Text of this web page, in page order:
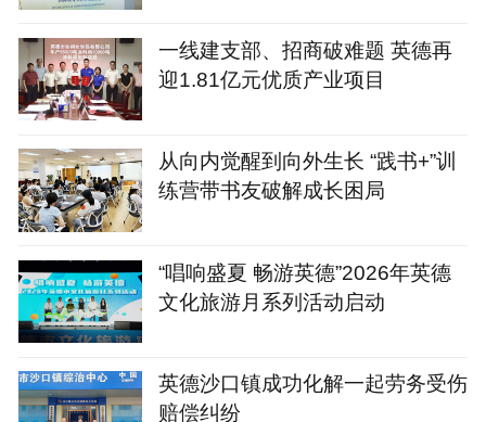
一线建支部、招商破难题 英德再
迎1.81亿元优质产业项目
从向内觉醒到向外生长 “践书+”训
练营带书友破解成长困局
“唱响盛夏 畅游英德”2026年英德
文化旅游月系列活动启动
英德沙口镇成功化解一起劳务受伤
赔偿纠纷